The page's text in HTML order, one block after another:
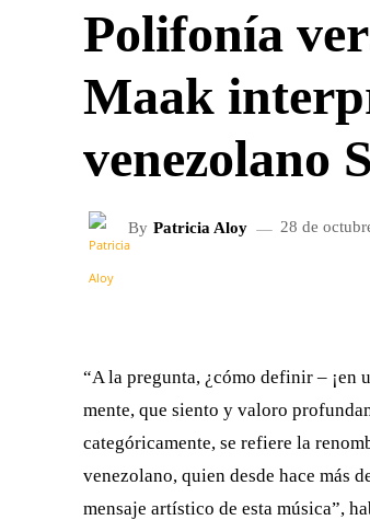
Polifonía
Maak
venezolano
By Patricia Aloy 28 de
“A la pregunta, ¿cómo definir – ¡en
mente, que siento y valoro
categóricamente, se refiere la
venezolano, quien desde hace más
mensaje artístico de esta música”,